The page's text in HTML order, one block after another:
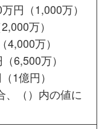
円（1,000万）
万）
4,000万）
6,500万）
1億円）
、（）内の値に